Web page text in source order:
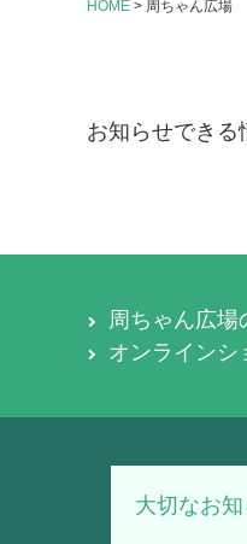
HOME > 周ちゃん広場
お知らせできる
周ちゃん広場
オンラインシ
大切なお